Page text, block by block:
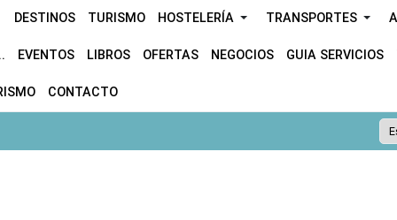
DESTINOS TURISMO HOSTELERÍA TRANSPORTES
EVENTOS LIBROS OFERTAS NEGOCIOS GUIA SERVICIOS
CONTACTO